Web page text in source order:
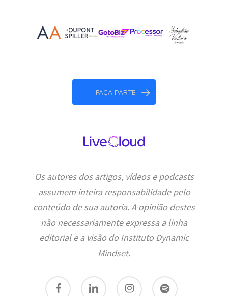
FAÇA PARTE
Os autores dos artigos, vídeos e podcasts
assumem inteira responsabilidade pelo
conteúdo de sua autoria. A opinião destes
não necessariamente expressa a linha
editorial e a visão do Instituto Dynamic
Mindset.
facebook linkedin instagram spotify